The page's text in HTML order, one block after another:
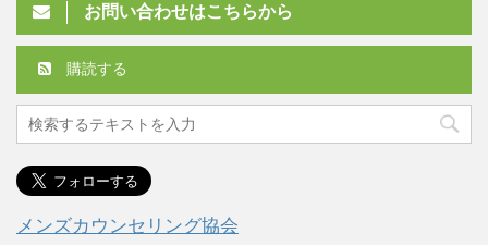
お問い合わせはこちらから
購読する
メンズカウンセリング協会